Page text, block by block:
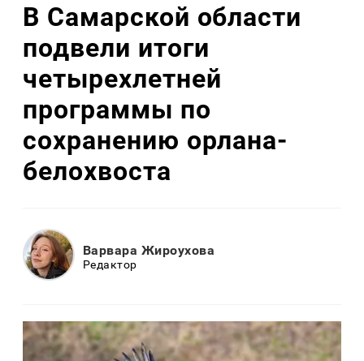
В Самарской области
подвели итоги
четырехлетней
программы по
сохранению орлана-
белохвоста
Варвара Жироухова
Редактор